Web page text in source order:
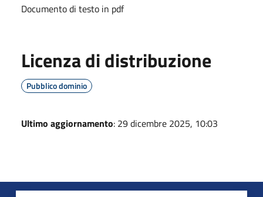
Documento di testo in pdf
Licenza di distribuzione
Pubblico dominio
Ultimo aggiornamento: 29 dicembre 2025, 10:03